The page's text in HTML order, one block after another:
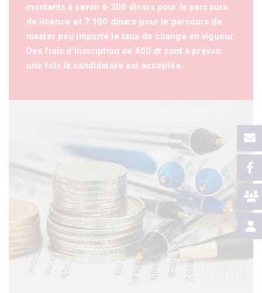
montants à savoir 6 300 dinars pour le parcours
de licence et 7 100 dinars pour le parcours de
master peu importe le taux de change en vigueur.
Des frais d'inscription de 600 dt sont à prévoir
une fois la candidature est acceptée.